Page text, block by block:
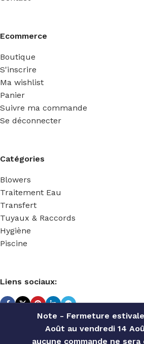
Note - Fermeture
Août au vendredi 14
aucune commande ne
Ecommerce
Boutique
S'inscrire
Ma wishlist
Panier
Suivre ma commande
Se déconnecter
Catégories
Blowers
Traitement Eau
Transfert
Tuyaux & Raccords
Hygiène
Piscine
Liens sociaux:
TECHNIDOSE 2022 Réalisé par